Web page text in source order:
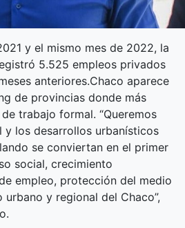
y el mismo mes de 2022, la
5.525 empleos privados
anteriores.Chaco aparece
de provincias donde más
trabajo formal. “Queremos
y los desarrollos urbanísticos
se conviertan en el primer
social, crecimiento
empleo, protección del medio
y regional del Chaco”,